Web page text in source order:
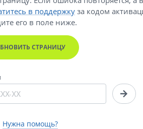
в поддержку за кодом
его в поле ниже.
СТРАНИЦУ
Нужна помощь?